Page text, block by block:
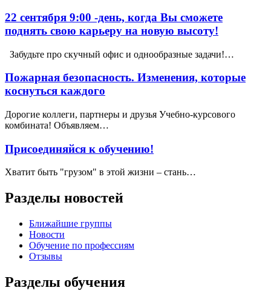
22 сентября 9:00 -день, когда Вы сможете
поднять свою карьеру на новую высоту!
Забудьте про скучный офис и однообразные задачи!…
Пожарная безопасность. Изменения, которые
коснуться каждого
Дорогие коллеги, партнеры и друзья Учебно-курсового
комбината! Объявляем…
Присоединяйся к обучению!
Хватит быть "грузом" в этой жизни – стань…
Разделы новостей
Ближайшие группы
Новости
Обучение по профессиям
Отзывы
Разделы обучения